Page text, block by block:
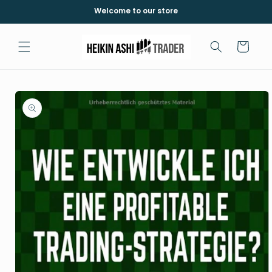
Welcome to our store
Cart
Skip to
product
information